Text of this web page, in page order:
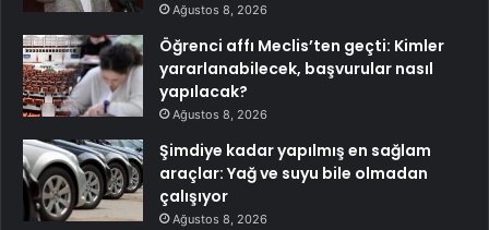
Ağustos 8, 2026
Öğrenci affı Meclis’ten geçti: Kimler
yararlanabilecek, başvurular nasıl
yapılacak?
Ağustos 8, 2026
Şimdiye kadar yapılmış en sağlam
araçlar: Yağ ve suyu bile olmadan
çalışıyor
Ağustos 8, 2026